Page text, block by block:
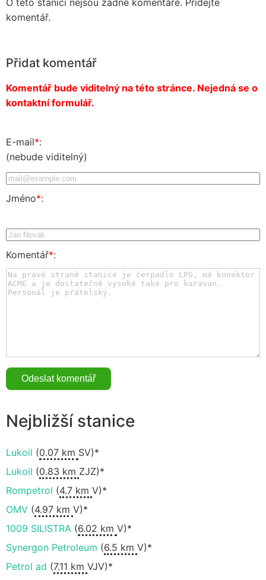
komentář.
Přidat komentář
Komentář bude viditelný na této stránce. Nejedná se o
kontaktní formulář.
E-mail*:
(nebude viditelný)
Jméno*:
Komentář*:
Nejbližší stanice
Lukoil (0.07 km SV)*
Lukoil (0.83 km ZJZ)*
Rompetrol (4.7 km V)*
OMV (4.97 km V)*
1009 SILISTRA (6.02 km V)*
Synergon Petroleum (6.5 km V)*
Petrol ad (7.11 km VJV)*